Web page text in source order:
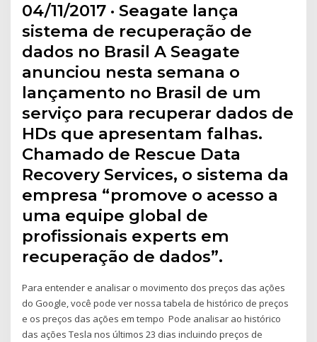
04/11/2017 · Seagate lança
sistema de recuperação de
dados no Brasil A Seagate
anunciou nesta semana o
lançamento no Brasil de um
serviço para recuperar dados de
HDs que apresentam falhas.
Chamado de Rescue Data
Recovery Services, o sistema da
empresa “promove o acesso a
uma equipe global de
profissionais experts em
recuperação de dados”.
Para entender e analisar o movimento dos preços das ações
do Google, você pode ver nossa tabela de histórico de preços
e os preços das ações em tempo Pode analisar ao histórico
das ações Tesla nos últimos 23 dias incluindo preços de